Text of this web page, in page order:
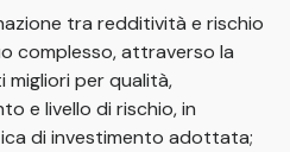
tra redditività e rischio
complesso, attraverso la
per qualità,
e livello di rischio, in
di investimento adottata;